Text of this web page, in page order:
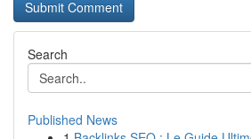
Search
Published News